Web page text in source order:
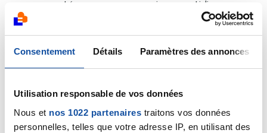
Consentement Détails Paramètres des annonces
Utilisation responsable de vos données
Nous et nos 1022 partenaires traitons vos données
personnelles, telles que votre adresse IP, en utilisant des
santé, nous pouvons agir au quotidien
Les Espaces sans tabac